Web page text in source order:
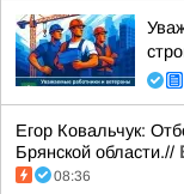
Егор Ковальчук:
Брянской области.//
08:36